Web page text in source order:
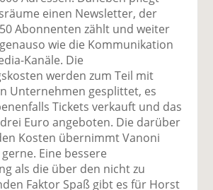
einen Newsletter, der
Abonnenten zählt und weiter
wie die Kommunikation
Kanäle. Die
werden zum Teil mit
Unternehmen gesplittet, es
Tickets verkauft und das
Euro angeboten. Die darüber
Kosten übernimmt Vanoni
Eine bessere
als die über den nicht zu
Faktor Spaß gibt es für Horst